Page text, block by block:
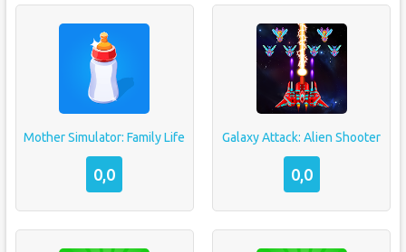
Mother Simulator: Family Life
0,0
Galaxy Attack: Alien Shooter
0,0